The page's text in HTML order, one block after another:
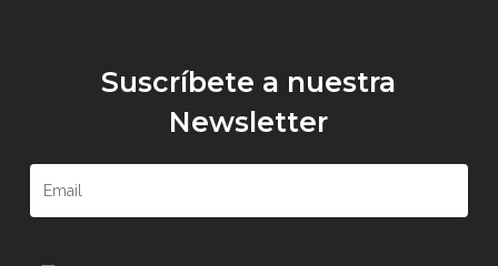
Suscríbete a nuestra
Newsletter